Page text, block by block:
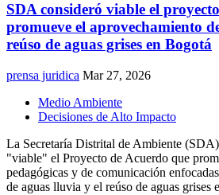
SDA consideró viable el
promueve el aprovechamiento
reúso de aguas grises en Bogotá
prensa juridica Mar 27, 2026
Medio Ambiente
Decisiones de Alto Impacto
La Secretaría Distrital de Ambiente
"viable" el Proyecto de Acuerdo que
pedagógicas y de comunicación
de aguas lluvia y el reúso de aguas grises